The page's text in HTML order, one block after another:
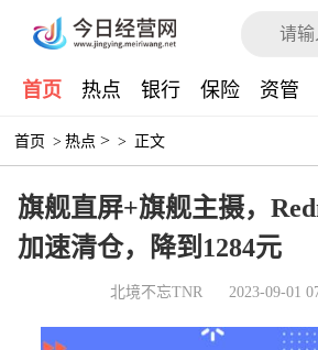
首页 热点 银行 保险 资管
首页 > 热点 > > 正文
旗舰直屏+旗舰主摄，
加速清仓，降到1284元
北境不忘TNR 2023-09-01